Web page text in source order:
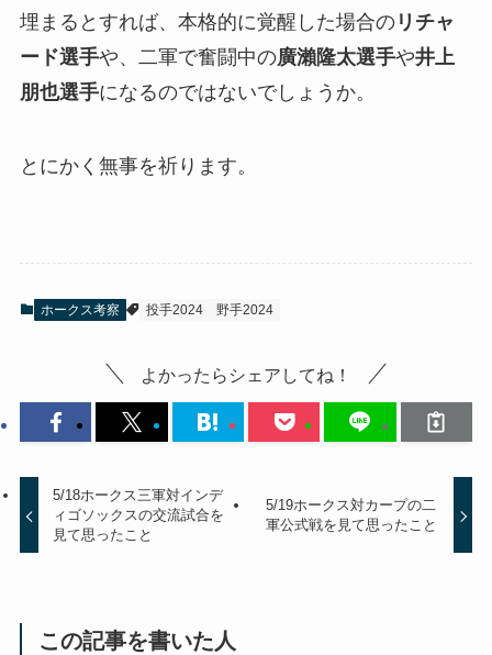
埋まるとすれば、本格的に覚醒した場合のリチャ
ード選手や、二軍で奮闘中の廣瀨隆太選手や井上
朋也選手になるのではないでしょうか。
とにかく無事を祈ります。
ホークス考察 投手2024 野手2024
よかったらシェアしてね！
5/18ホークス三軍対インデ
ィゴソックスの交流試合を
見て思ったこと
5/19ホークス対カープの二
軍公式戦を見て思ったこと
この記事を書いた人